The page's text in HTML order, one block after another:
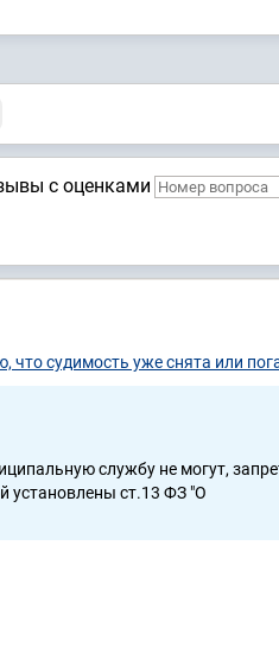
с оценками
что судимость уже снята или
службу не могут,
установлены ст.13 ФЗ "О